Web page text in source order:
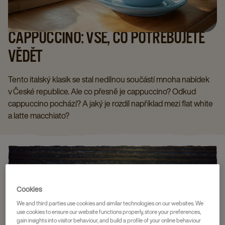
CAPPUCCINO: VŠE, CO POTŘEBUJETE
VĚDĚT
Tento italský klasik se stal nedílnou součástí mnoha nabídek
v České republice. Ale co přesně je cappuccino? Odkud
cappuccino pochází? A jaký je rozdíl například mezi flat white
a latte macchiato?
Cookies
We and third parties use cookies and similar technologies on our websites. We
use cookies to ensure our website functions properly, store your preferences,
gain insights into visitor behaviour, and build a profile of your online behaviour